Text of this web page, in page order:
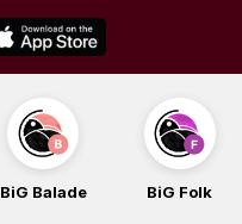
BiG Balade BiG Folk